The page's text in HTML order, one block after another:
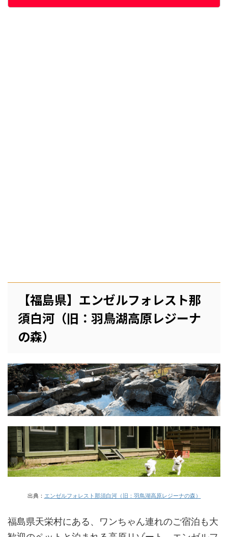
【福島県】エンゼルフォレスト那
須白河（旧：羽鳥湖高原レジーナ
の森）
出典： エンゼルフォレスト那須白河（旧：羽鳥湖高原レジーナの森）
福島県天栄村にある、ワンちゃん連れのご宿泊も大